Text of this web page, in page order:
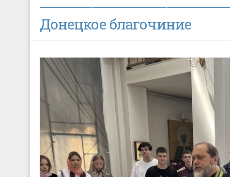
Донецкое благочиние